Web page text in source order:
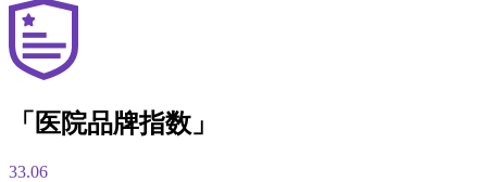
「医院品牌指数」
33.06